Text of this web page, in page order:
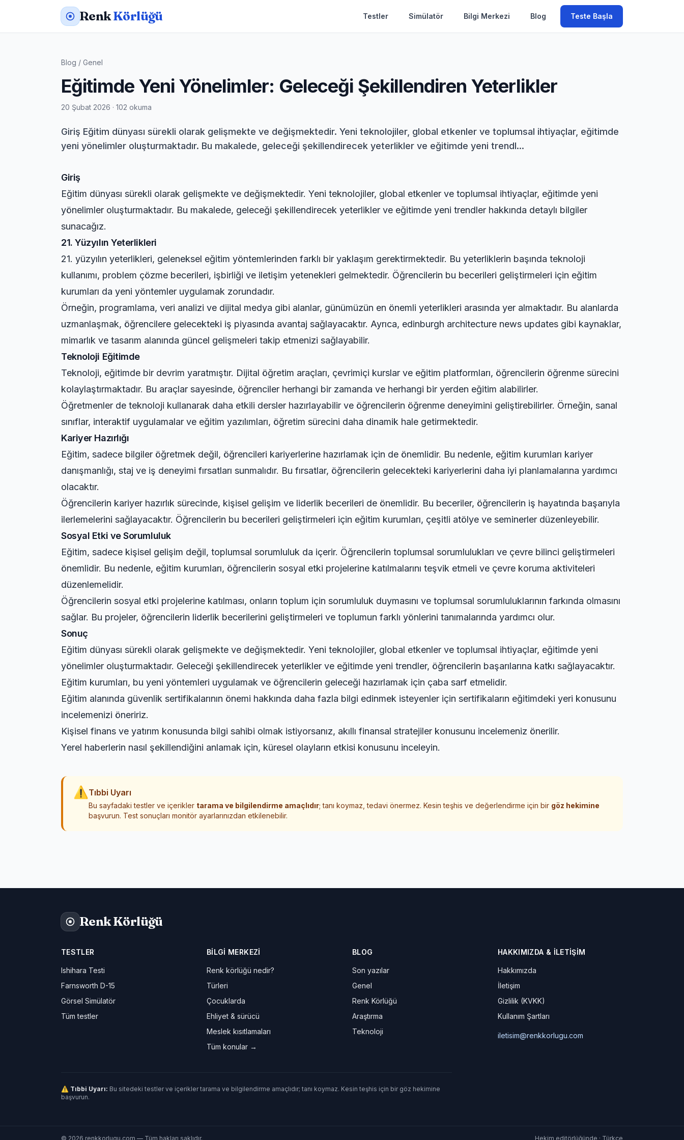
RenkKörlüğü Testler Simülatör Bilgi Merkezi Blog Teste Başla
Blog / Genel
Eğitimde Yeni Yönelimler: Geleceği Şekillendiren Yeterlikler
20 Şubat 2026 · 102 okuma
Giriş Eğitim dünyası sürekli olarak gelişmekte ve değişmektedir. Yeni teknolojiler, global etkenler ve toplumsal ihtiyaçlar, eğitimde
yeni yönelimler oluşturmaktadır. Bu makalede, geleceği şekillendirecek yeterlikler ve eğitimde yeni trendl...
Giriş
Eğitim dünyası sürekli olarak gelişmekte ve değişmektedir. Yeni teknolojiler, global etkenler ve toplumsal ihtiyaçlar, eğitimde yeni
yönelimler oluşturmaktadır. Bu makalede, geleceği şekillendirecek yeterlikler ve eğitimde yeni trendler hakkında detaylı bilgiler
sunacağız.
21. Yüzyılın Yeterlikleri
21. yüzyılın yeterlikleri, geleneksel eğitim yöntemlerinden farklı bir yaklaşım gerektirmektedir. Bu yeterliklerin başında teknoloji
kullanımı, problem çözme becerileri, işbirliği ve iletişim yetenekleri gelmektedir. Öğrencilerin bu becerileri geliştirmeleri için eğitim
kurumları da yeni yöntemler uygulamak zorundadır.
Örneğin, programlama, veri analizi ve dijital medya gibi alanlar, günümüzün en önemli yeterlikleri arasında yer almaktadır. Bu alanlarda
uzmanlaşmak, öğrencilere gelecekteki iş piyasında avantaj sağlayacaktır. Ayrıca, edinburgh architecture news updates gibi kaynaklar,
mimarlık ve tasarım alanında güncel gelişmeleri takip etmenizi sağlayabilir.
Teknoloji Eğitimde
Teknoloji, eğitimde bir devrim yaratmıştır. Dijital öğretim araçları, çevrimiçi kurslar ve eğitim platformları, öğrencilerin öğrenme sürecini
kolaylaştırmaktadır. Bu araçlar sayesinde, öğrenciler herhangi bir zamanda ve herhangi bir yerden eğitim alabilirler.
Öğretmenler de teknoloji kullanarak daha etkili dersler hazırlayabilir ve öğrencilerin öğrenme deneyimini geliştirebilirler. Örneğin, sanal
sınıflar, interaktif uygulamalar ve eğitim yazılımları, öğretim sürecini daha dinamik hale getirmektedir.
Kariyer Hazırlığı
Eğitim, sadece bilgiler öğretmek değil, öğrencileri kariyerlerine hazırlamak için de önemlidir. Bu nedenle, eğitim kurumları kariyer
danışmanlığı, staj ve iş deneyimi fırsatları sunmalıdır. Bu fırsatlar, öğrencilerin gelecekteki kariyerlerini daha iyi planlamalarına yardımcı
olacaktır.
Öğrencilerin kariyer hazırlık sürecinde, kişisel gelişim ve liderlik becerileri de önemlidir. Bu beceriler, öğrencilerin iş hayatında başarıyla
ilerlemelerini sağlayacaktır. Öğrencilerin bu becerileri geliştirmeleri için eğitim kurumları, çeşitli atölye ve seminerler düzenleyebilir.
Sosyal Etki ve Sorumluluk
Eğitim, sadece kişisel gelişim değil, toplumsal sorumluluk da içerir. Öğrencilerin toplumsal sorumlulukları ve çevre bilinci geliştirmeleri
önemlidir. Bu nedenle, eğitim kurumları, öğrencilerin sosyal etki projelerine katılmalarını teşvik etmeli ve çevre koruma aktiviteleri
düzenlemelidir.
Öğrencilerin sosyal etki projelerine katılması, onların toplum için sorumluluk duymasını ve toplumsal sorumluluklarının farkında olmasını
sağlar. Bu projeler, öğrencilerin liderlik becerilerini geliştirmeleri ve toplumun farklı yönlerini tanımalarında yardımcı olur.
Sonuç
Eğitim dünyası sürekli olarak gelişmekte ve değişmektedir. Yeni teknolojiler, global etkenler ve toplumsal ihtiyaçlar, eğitimde yeni
yönelimler oluşturmaktadır. Geleceği şekillendirecek yeterlikler ve eğitimde yeni trendler, öğrencilerin başarılarına katkı sağlayacaktır.
Eğitim kurumları, bu yeni yöntemleri uygulamak ve öğrencilerin geleceği hazırlamak için çaba sarf etmelidir.
Eğitim alanında güvenlik sertifikalarının önemi hakkında daha fazla bilgi edinmek isteyenler için sertifikaların eğitimdeki yeri konusunu
incelemenizi öneririz.
Kişisel finans ve yatırım konusunda bilgi sahibi olmak istiyorsanız, akıllı finansal stratejiler konusunu incelemeniz önerilir.
Yerel haberlerin nasıl şekillendiğini anlamak için, küresel olayların etkisi konusunu inceleyin.
⚠ Tıbbi Uyarı
Bu sayfadaki testler ve içerikler tarama ve bilgilendirme amaçlıdır; tanı koymaz, tedavi önermez. Kesin teşhis ve değerlendirme için bir göz hekimine
başvurun. Test sonuçları monitör ayarlarınızdan etkilenebilir.
Renk Körlüğü
TESTLER
Ishihara Testi
Farnsworth D-15
Görsel Simülatör
Tüm testler
BILGI MERKEZI
Renk körlüğü nedir?
Türleri
Çocuklarda
Ehliyet & sürücü
Meslek kısıtlamaları
Tüm konular →
BLOG
Son yazılar
Genel
Renk Körlüğü
Araştırma
Teknoloji
HAKKIMIZDA & İLETIŞIM
Hakkımızda
İletişim
Gizlilik (KVKK)
Kullanım Şartları
iletisim@renkkorlugu.com
⚠ Tıbbi Uyarı: Bu sitedeki testler ve içerikler tarama ve bilgilendirme amaçlıdır; tanı koymaz. Kesin teşhis için bir göz hekimine
başvurun.
© 2026 renkkorlugu.com — Tüm hakları saklıdır. Hekim editörlüğünde · Türkçe